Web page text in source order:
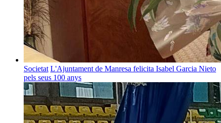
Societat L'Ajuntament de Manresa felicita Isabel Garcia Nieto
pels seus 100 anys